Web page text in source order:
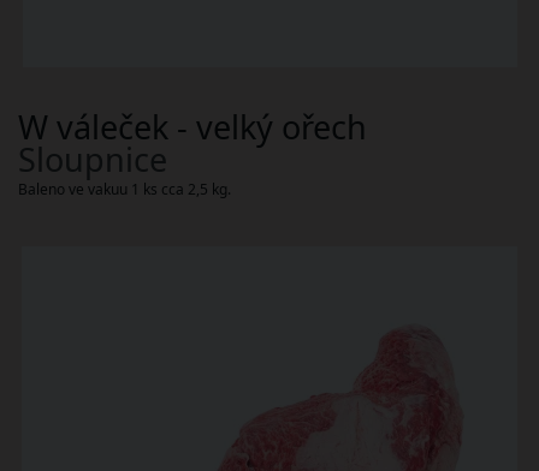
Baleno ve vakuu 1 ks cca 2,5 kg.
W váleček - velký ořech
Sloupnice